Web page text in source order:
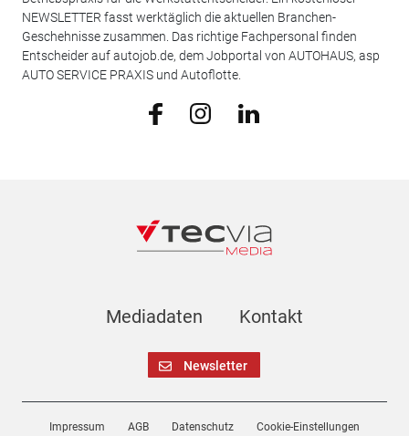
NEWSLETTER fasst werktäglich die aktuellen Branchen-
Geschehnisse zusammen. Das richtige Fachpersonal finden
Entscheider auf autojob.de, dem Jobportal von AUTOHAUS, asp
AUTO SERVICE PRAXIS und Autoflotte.
Mediadaten Kontakt
Newsletter
Impressum AGB Datenschutz Cookie-Einstellungen